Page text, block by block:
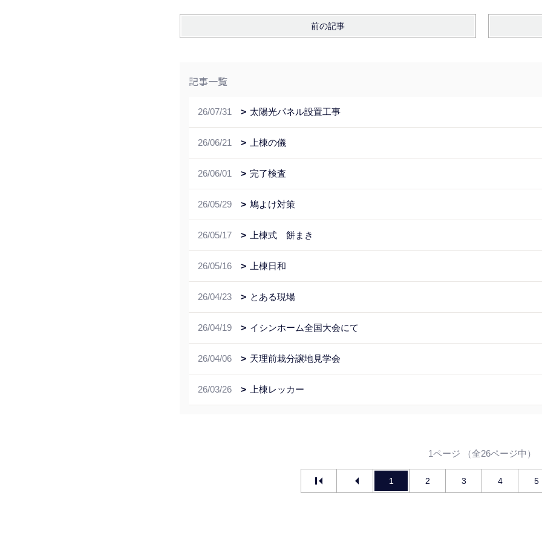
前の記事
記事一覧
26/07/31 太陽光パネル設置工事
26/06/21 上棟の儀
26/06/01 完了検査
26/05/29 鳩よけ対策
26/05/17 上棟式 餅まき
26/05/16 上棟日和
26/04/23 とある現場
26/04/19 イシンホーム全国大会にて
26/04/06 天理前栽分譲地見学会
26/03/26 上棟レッカー
1ページ （全26ページ中）
1 2 3 4 5